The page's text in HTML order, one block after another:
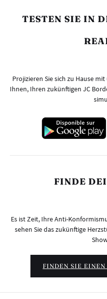
TESTEN SIE IN
Projizieren Sie sich zu Hause
Ihnen, Ihren zukünftigen JC
FINDE
Es ist Zeit, Ihre Anti-
sehen Sie das zukünftige
FINDEN SIE